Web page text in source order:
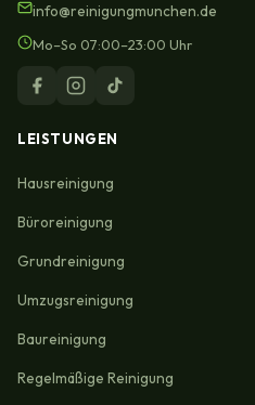
info@reinigungmunchen.de
Mo–So 07:00–23:00 Uhr
LEISTUNGEN
Hausreinigung
Büroreinigung
Grundreinigung
Umzugsreinigung
Baureinigung
Regelmäßige Reinigung